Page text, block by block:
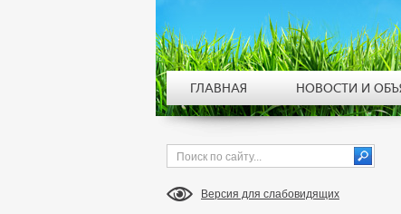
Версия для слабовидящих
ГЛАВНАЯ НОВОСТИ И